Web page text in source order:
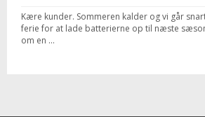
Kære kunder. Sommeren kalder og vi går
ferie for at lade batterierne op til næste
om en ...